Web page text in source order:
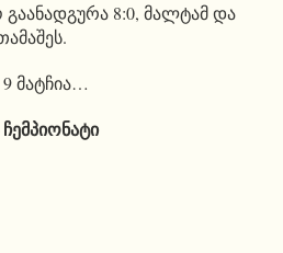
გაანადგურა 8:0, მალტამ და
მატჩია…